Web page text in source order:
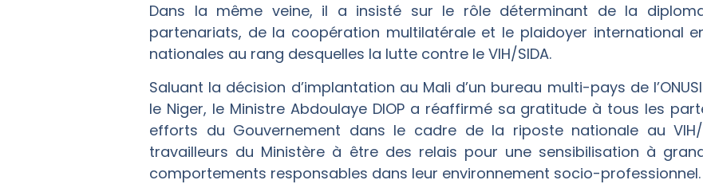
Dans la même veine, il a insisté sur le rôle déterminant de la
partenariats, de la coopération multilatérale et le plaidoyer international
nationales au rang desquelles la lutte contre le VIH/SIDA.
Saluant la décision d’implantation au Mali d’un bureau multi-pays de
le Niger, le Ministre Abdoulaye DIOP a réaffirmé sa gratitude à tous les
efforts du Gouvernement dans le cadre de la riposte nationale au
travailleurs du Ministère à être des relais pour une sensibilisation à
comportements responsables dans leur environnement socio-professionnel.